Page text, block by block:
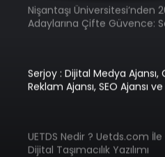
Nişantaşı Üniversitesi’nden
Adaylarına Çifte Güvence:
Serjoy : Dijital Medya Ajansı,
Reklam Ajansı, SEO Ajansı
UETDS Nedir ? Uetds.com İle
Dijital Taşımacılık Yazılımı